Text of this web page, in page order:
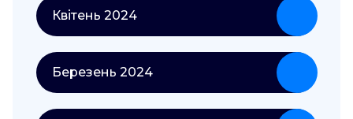
Квітень 2024
Березень 2024